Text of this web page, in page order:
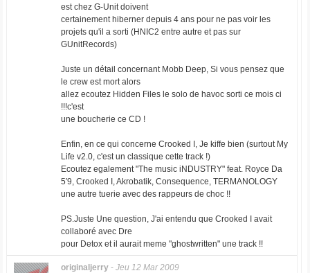
est chez G-Unit doivent
certainement hiberner depuis 4 ans pour ne pas voir les
projets qu'il a sorti (HNIC2 entre autre et pas sur
GUnitRecords)
Juste un détail concernant Mobb Deep, Si vous pensez que
le crew est mort alors
allez ecoutez Hidden Files le solo de havoc sorti ce mois ci
!!!c'est
une boucherie ce CD !
Enfin, en ce qui concerne Crooked I, Je kiffe bien (surtout My
Life v2.0, c'est un classique cette track !)
Ecoutez egalement "The music iNDUSTRY" feat. Royce Da
5′9, Crooked I, Akrobatik, Consequence, TERMANOLOGY
une autre tuerie avec des rappeurs de choc !!
PS.Juste Une question, J'ai entendu que Crooked I avait
collaboré avec Dre
pour Detox et il aurait meme "ghostwritten" une track !!
originaljerry- Jeu 12 Mar 2009